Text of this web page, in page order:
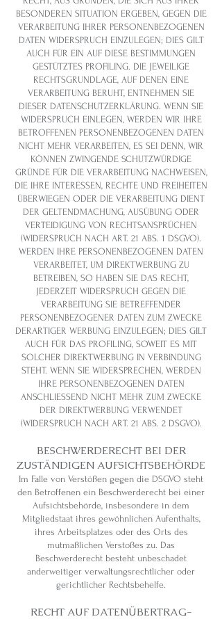
BESONDEREN SITUATION ERGEBEN, GEGEN DIE
VERARBEITUNG IHRER PERSONENBEZOGENEN
DATEN WIDERSPRUCH EINZULEGEN; DIES GILT
AUCH FÜR EIN AUF DIESE BESTIMMUNGEN
GESTÜTZTES PROFILING. DIE JEWEILIGE
RECHTSGRUNDLAGE, AUF DENEN EINE
VERARBEITUNG BERUHT, ENTNEHMEN SIE
DIESER DATENSCHUTZERKLÄRUNG. WENN SIE
WIDERSPRUCH EINLEGEN, WERDEN WIR IHRE
BETROFFENEN PERSONENBEZOGENEN DATEN
NICHT MEHR VERARBEITEN, ES SEI DENN, WIR
KÖNNEN ZWINGENDE SCHUTZWÜRDIGE
GRÜNDE FÜR DIE VERARBEITUNG NACHWEISEN,
DIE IHRE INTERESSEN, RECHTE UND FREIHEITEN
ÜBERWIEGEN ODER DIE VERARBEITUNG DIENT
DER GELTENDMACHUNG, AUSÜBUNG ODER
VERTEIDIGUNG VON RECHTSANSPRÜCHEN
(WIDERSPRUCH NACH ART. 21 ABS. 1 DSGVO).
WERDEN IHRE PERSONENBEZOGENEN DATEN
VERARBEITET, UM DIREKTWERBUNG ZU
BETREIBEN, SO HABEN SIE DAS RECHT,
JEDERZEIT WIDERSPRUCH GEGEN DIE
VERARBEITUNG SIE BETREFFENDER
PERSONENBEZOGENER DATEN ZUM ZWECKE
DERARTIGER WERBUNG EINZULEGEN; DIES GILT
AUCH FÜR DAS PROFILING, SOWEIT ES MIT
SOLCHER DIREKTWERBUNG IN VERBINDUNG
STEHT. WENN SIE WIDERSPRECHEN, WERDEN
IHRE PERSONENBEZOGENEN DATEN
ANSCHLIESSEND NICHT MEHR ZUM ZWECKE
DER DIREKTWERBUNG VERWENDET
(WIDERSPRUCH NACH ART. 21 ABS. 2 DSGVO).
BESCHWERDE­RECHT BEI DER
ZUSTÄNDIGEN AUFSICHTS­BEHÖRDE
Im Falle von Verstößen gegen die DSGVO steht
den Betroffenen ein Beschwerderecht bei einer
Aufsichtsbehörde, insbesondere in dem
Mitgliedstaat ihres gewöhnlichen Aufenthalts,
ihres Arbeitsplatzes oder des Orts des
mutmaßlichen Verstoßes zu. Das
Beschwerderecht besteht unbeschadet
anderweitiger verwaltungsrechtlicher oder
gerichtlicher Rechtsbehelfe.
RECHT AUF DATEN­ÜBERTRAG­